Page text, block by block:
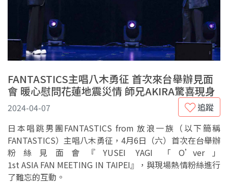
FANTASTICS主唱八木勇征 首次來台舉辦見面
會 暖心慰問花蓮地震災情 師兄AKIRA驚喜現身
追蹤
2024-04-07
日本唱跳男團FANTASTICS from 放浪一族（以下簡稱
FANTASTICS）主唱八木勇征，4月6日（六）首次在台舉辦
粉絲見面會『YUSEI YAGI 「O’ver」
1st ASIA FAN MEETING IN TAIPEI』，與現場熱情粉絲進行
了難忘的互動。